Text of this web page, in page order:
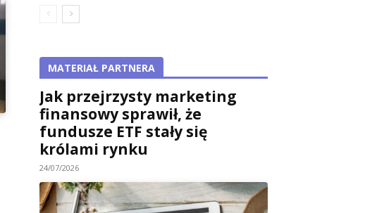
MATERIAŁ PARTNERA
Jak przejrzysty marketing
finansowy sprawił, że
fundusze ETF stały się
królami rynku
24/07/2026